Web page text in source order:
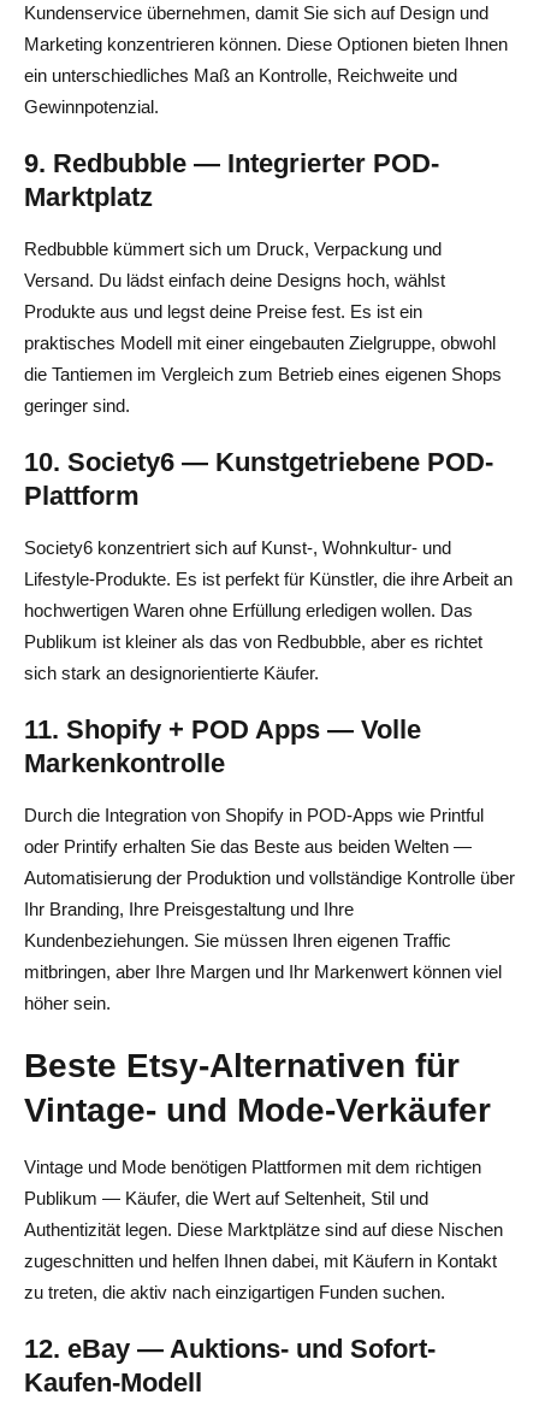
Kundenservice übernehmen, damit Sie sich auf Design und
Marketing konzentrieren können. Diese Optionen bieten Ihnen
ein unterschiedliches Maß an Kontrolle, Reichweite und
Gewinnpotenzial.
9. Redbubble — Integrierter POD-
Marktplatz
Redbubble kümmert sich um Druck, Verpackung und
Versand. Du lädst einfach deine Designs hoch, wählst
Produkte aus und legst deine Preise fest. Es ist ein
praktisches Modell mit einer eingebauten Zielgruppe, obwohl
die Tantiemen im Vergleich zum Betrieb eines eigenen Shops
geringer sind.
10. Society6 — Kunstgetriebene POD-
Plattform
Society6 konzentriert sich auf Kunst-, Wohnkultur- und
Lifestyle-Produkte. Es ist perfekt für Künstler, die ihre Arbeit an
hochwertigen Waren ohne Erfüllung erledigen wollen. Das
Publikum ist kleiner als das von Redbubble, aber es richtet
sich stark an designorientierte Käufer.
11. Shopify + POD Apps — Volle
Markenkontrolle
Durch die Integration von Shopify in POD-Apps wie Printful
oder Printify erhalten Sie das Beste aus beiden Welten —
Automatisierung der Produktion und vollständige Kontrolle über
Ihr Branding, Ihre Preisgestaltung und Ihre
Kundenbeziehungen. Sie müssen Ihren eigenen Traffic
mitbringen, aber Ihre Margen und Ihr Markenwert können viel
höher sein.
Beste Etsy-Alternativen für
Vintage- und Mode-Verkäufer
Vintage und Mode benötigen Plattformen mit dem richtigen
Publikum — Käufer, die Wert auf Seltenheit, Stil und
Authentizität legen. Diese Marktplätze sind auf diese Nischen
zugeschnitten und helfen Ihnen dabei, mit Käufern in Kontakt
zu treten, die aktiv nach einzigartigen Funden suchen.
12. eBay — Auktions- und Sofort-
Kaufen-Modell